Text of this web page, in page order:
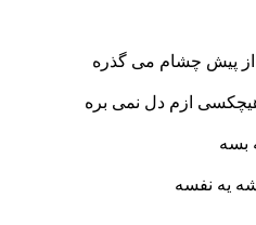
پیش چشام می گذره
ازم دل نمی بره
بسه
یه نفسه